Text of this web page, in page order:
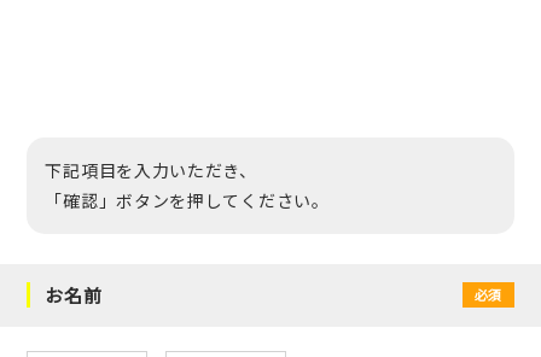
下記項目を入力いただき、
「確認」ボタンを押してください。
お名前 必須